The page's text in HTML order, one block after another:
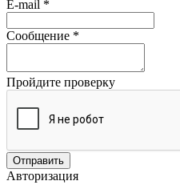
E-mail *
Сообщение *
Пройдите проверку
Авторизация